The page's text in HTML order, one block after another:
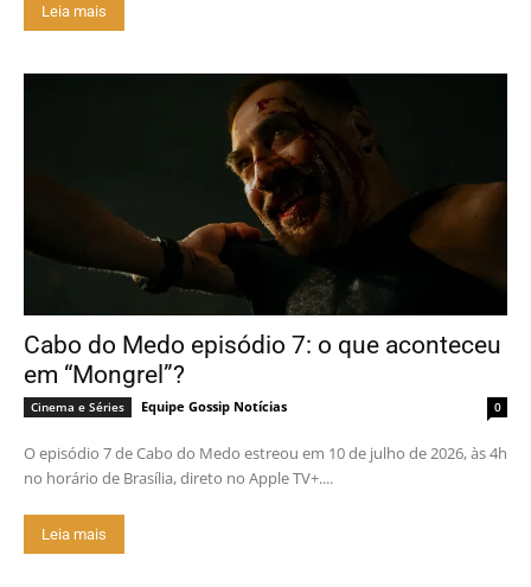
Leia mais
Cabo do Medo episódio 7: o que aconteceu
em “Mongrel”?
Cinema e Séries Equipe Gossip Notícias 0
O episódio 7 de Cabo do Medo estreou em 10 de julho de 2026, às 4h
no horário de Brasília, direto no Apple TV+....
Leia mais